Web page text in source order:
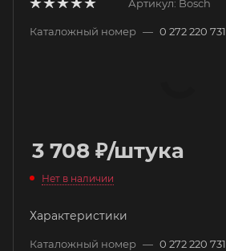
Артикул: Bosch
Каталожный номер — 0 272 220 731
3 708 ₽/штука
Нет в наличии
Характеристики
Каталожный номер — 0 272 220 731